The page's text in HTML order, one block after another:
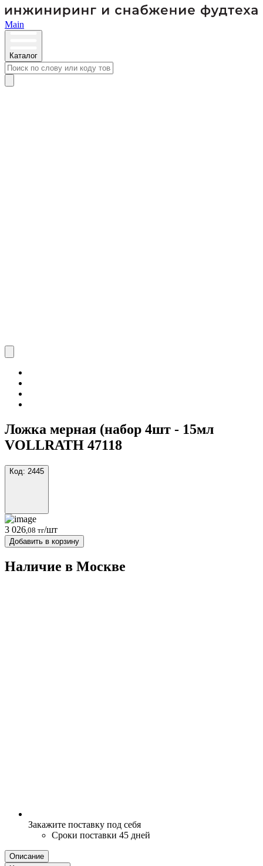
Main
Каталог
Ложка мерная (набор 4шт - 15мл
VOLLRATH 47118
Код: 2445
3 026 ,08 тг/шт
Добавить в корзину
Наличие в Москвe
Закажите поставку под себя
Сроки поставки 45 дней
Описание